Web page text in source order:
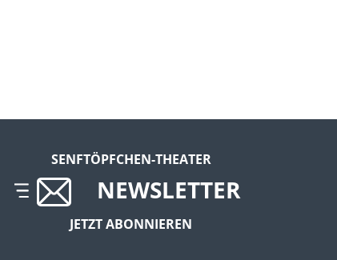
SENFTÖPFCHEN-THEATER
NEWSLETTER
JETZT ABONNIEREN